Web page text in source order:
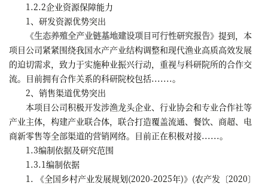
1.2.2企业资源保障能力
1、研发资源优势突出
《生态养殖全产业链基地建设项目可行性研究报告》提到，本
项目公司紧紧围绕我国水产产业结构调整和现代渔业高质高效发展
的迫切需求，致力于实施种业振兴行动，重视与科研院所的合作交
流。目前拥有合作关系的科研院校包括.......。
2、销售渠道优势突出
本项目公司积极开发涉渔龙头企业、行业协会和专业合作社等
产业主体，构建产业联合体，联合打造覆盖流通、餐饮、商超、电
商新零售等全部渠道的营销网络。目前正在积极对接......。
1.3编制依据及研究范围
1.3.1编制依据
1. 《全国乡村产业发展规划(2020-2025年)》(农产发〔2020〕